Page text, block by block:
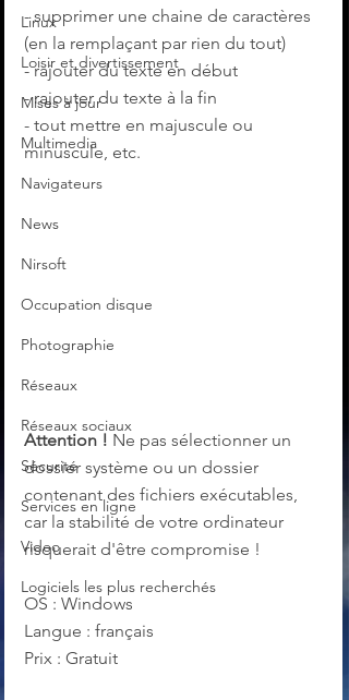
Linux
Loisir et divertissement
Mises à jour
Multimedia
Navigateurs
News
Nirsoft
Occupation disque
Photographie
Réseaux
Réseaux sociaux
Sécurité
Services en ligne
Video
Logiciels les plus recherchés
- supprimer une chaine de caractères
(en la remplaçant par rien du tout)
- rajouter du texte en début
- rajouter du texte à la fin
- tout mettre en majuscule ou
minuscule, etc.
Attention ! Ne pas sélectionner un
dossier système ou un dossier
contenant des fichiers exécutables,
car la stabilité de votre ordinateur
risquerait d'être compromise !
OS : Windows
Langue : français
Prix : Gratuit